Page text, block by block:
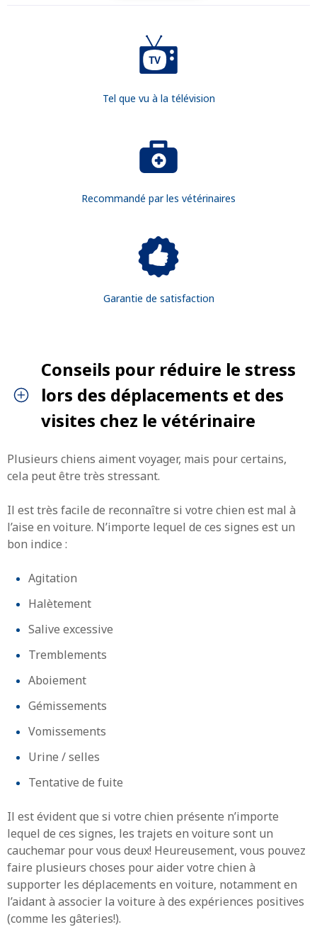
RECHERCHER
Tel que vu à la télévision
Recommandé par les vétérinaires
Garantie de satisfaction
Conseils pour réduire le stress
lors des déplacements et des
visites chez le vétérinaire
Plusieurs chiens aiment voyager, mais pour certains,
cela peut être très stressant.
Il est très facile de reconnaître si votre chien est mal à
l’aise en voiture. N’importe lequel de ces signes est un
bon indice :
Agitation
Halètement
Salive excessive
Tremblements
Aboiement
Gémissements
Vomissements
Urine / selles
Tentative de fuite
Il est évident que si votre chien présente n’importe
lequel de ces signes, les trajets en voiture sont un
cauchemar pour vous deux! Heureusement, vous pouvez
faire plusieurs choses pour aider votre chien à
supporter les déplacements en voiture, notamment en
l’aidant à associer la voiture à des expériences positives
(comme les gâteries!).